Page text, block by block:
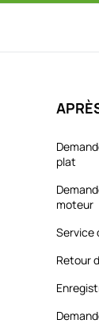
plat
moteur
Service
Retour